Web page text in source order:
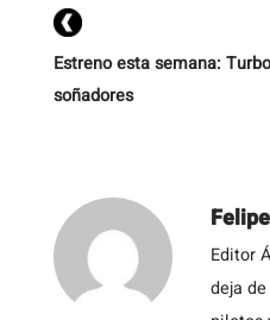
Estreno esta semana:
soñadores
Editor
deja